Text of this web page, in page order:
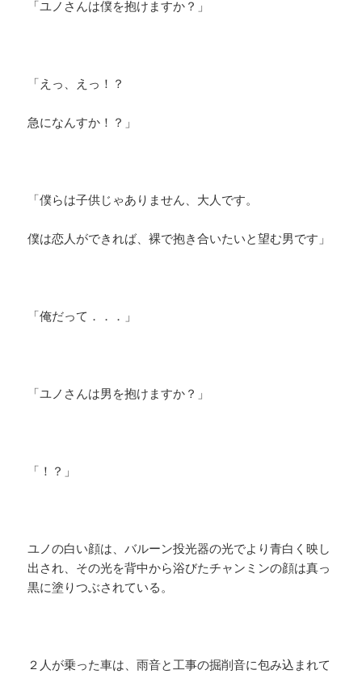
「ユノさんは僕を抱けますか？」
「えっ、えっ！？
急になんすか！？」
「僕らは子供じゃありません、大人です。
僕は恋人ができれば、裸で抱き合いたいと望む男です」
「俺だって．．．」
「ユノさんは男を抱けますか？」
「！？」
ユノの白い顔は、バルーン投光器の光でより青白く映し
出され、その光を背中から浴びたチャンミンの顔は真っ
黒に塗りつぶされている。
２人が乗った車は、雨音と工事の掘削音に包み込まれて